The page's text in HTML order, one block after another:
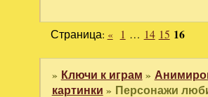
Страница: « 1 … 14 15 16
» Ключи к играм »
картинки » Персонажи